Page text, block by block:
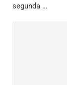
segunda …